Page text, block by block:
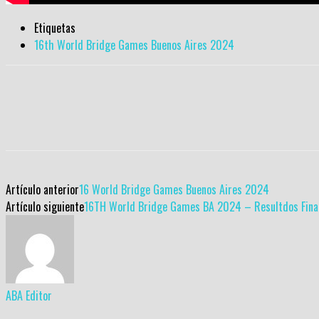
Etiquetas
16th World Bridge Games Buenos Aires 2024
Artículo anterior16 World Bridge Games Buenos Aires 2024
Artículo siguiente16TH World Bridge Games BA 2024 – Resultdos
ABA Editor